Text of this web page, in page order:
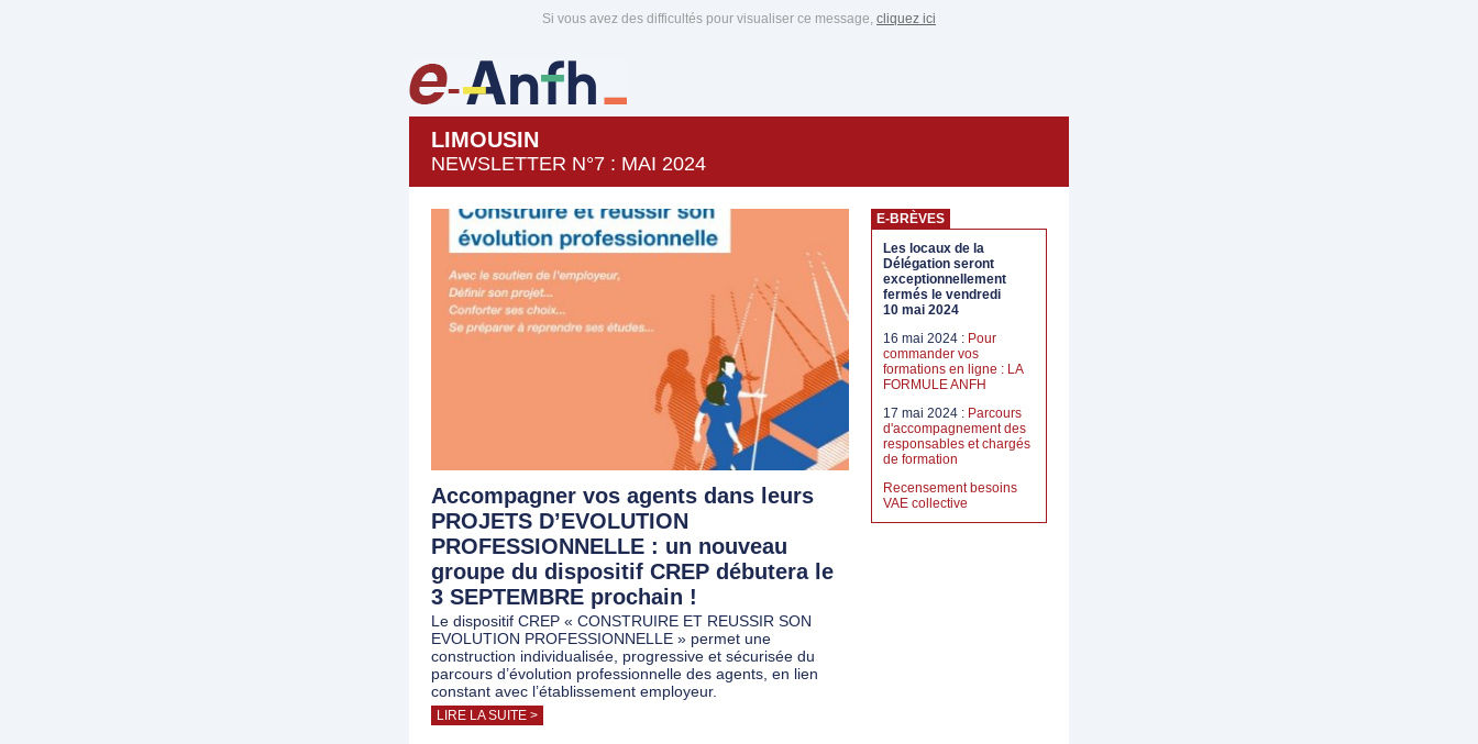
Si vous avez des difficultés pour visualiser ce message, cliquez ici
LIMOUSIN
NEWSLETTER N°7 : MAI 2024
Accompagner vos agents dans leurs
PROJETS D’EVOLUTION
PROFESSIONNELLE : un nouveau
groupe du dispositif CREP débutera le
3 SEPTEMBRE prochain !
Le dispositif CREP « CONSTRUIRE ET REUSSIR SON
EVOLUTION PROFESSIONNELLE » permet une
construction individualisée, progressive et sécurisée du
parcours d’évolution professionnelle des agents, en lien
constant avec l’établissement employeur.
LIRE LA SUITE >
E-BRÈVES
Les locaux de la
Délégation seront
exceptionnellement
fermés le vendredi
10 mai 2024
16 mai 2024 : Pour
commander vos
formations en ligne : LA
FORMULE ANFH
17 mai 2024 : Parcours
d'accompagnement des
responsables et chargés
de formation
Recensement besoins
VAE collective